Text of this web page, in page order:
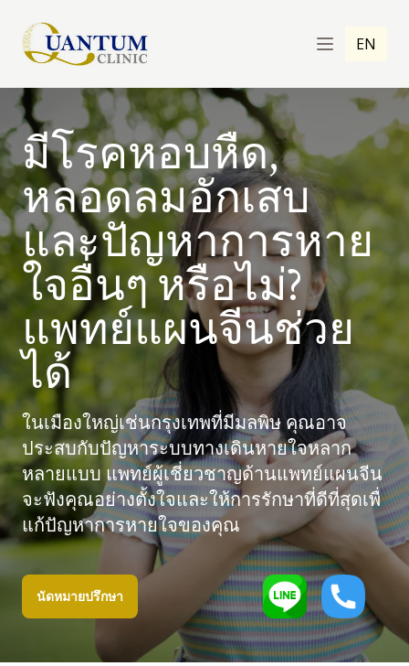
EN
มีโรคหอบหืด,
หลอดลมอักเสบ
และปัญหาการหาย
ใจอื่นๆ หรือไม่?
แพทย์แผนจีนช่วย
ได้
ในเมืองใหญ่เช่นกรุงเทพที่มีมลพิษ คุณอาจ
ประสบกับปัญหาระบบทางเดินหายใจหลาก
หลายแบบ แพทย์ผู้เชี่ยวชาญด้านแพทย์แผนจีน
จะฟังคุณอย่างตั้งใจและให้การรักษาที่ดีที่สุดเพื่
แก้ปัญหาการหายใจของคุณ
นัดหมายปรึกษา